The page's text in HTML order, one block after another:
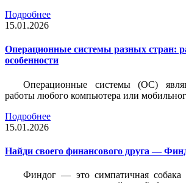
Подробнее
15.01.2026
Операционные системы разных стран:
особенности
Операционные системы (ОС)
работы любого компьютера или
Подробнее
15.01.2026
Найди своего финансового друга —
Финдог — это симпатичная собака